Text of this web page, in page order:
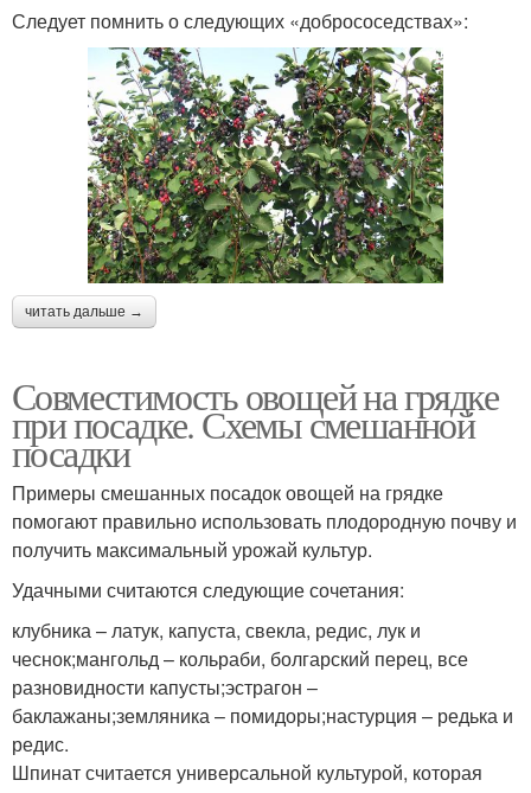
Следует помнить о следующих «добрососедствах»:
читать дальше →
Совместимость овощей на грядке
при посадке. Схемы смешанной
посадки
Примеры смешанных посадок овощей на грядке
помогают правильно использовать плодородную почву и
получить максимальный урожай культур.
Удачными считаются следующие сочетания:
клубника – латук, капуста, свекла, редис, лук и
чеснок;мангольд – кольраби, болгарский перец, все
разновидности капусты;эстрагон –
баклажаны;земляника – помидоры;настурция – редька и
редис.
Шпинат считается универсальной культурой, которая